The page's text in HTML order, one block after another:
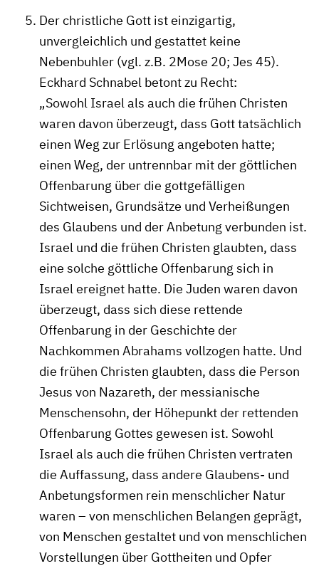
Der christliche Gott ist einzigartig,
unvergleichlich und gestattet keine
Nebenbuhler (vgl. z.B. 2Mose 20; Jes 45).
Eckhard Schnabel betont zu Recht:
„Sowohl Israel als auch die frühen Christen
waren davon überzeugt, dass Gott tatsächlich
einen Weg zur Erlösung angeboten hatte;
einen Weg, der untrennbar mit der göttlichen
Offenbarung über die gottgefälligen
Sichtweisen, Grundsätze und Verheißungen
des Glaubens und der Anbetung verbunden ist.
Israel und die frühen Christen glaubten, dass
eine solche göttliche Offenbarung sich in
Israel ereignet hatte. Die Juden waren davon
überzeugt, dass sich diese rettende
Offenbarung in der Geschichte der
Nachkommen Abrahams vollzogen hatte. Und
die frühen Christen glaubten, dass die Person
Jesus von Nazareth, der messianische
Menschensohn, der Höhepunkt der rettenden
Offenbarung Gottes gewesen ist. Sowohl
Israel als auch die frühen Christen vertraten
die Auffassung, dass andere Glaubens- und
Anbetungsformen rein menschlicher Natur
waren – von menschlichen Belangen geprägt,
von Menschen gestaltet und von menschlichen
Vorstellungen über Gottheiten und Opfer